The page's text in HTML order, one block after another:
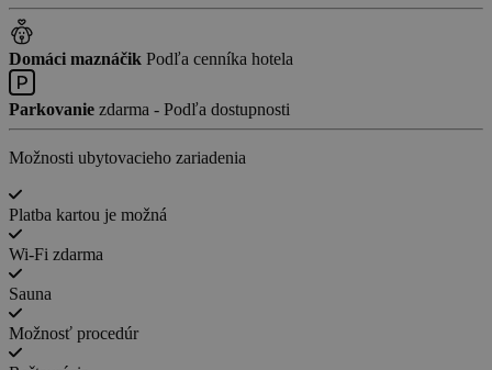
Domáci maznáčik Podľa cenníka hotela
Parkovanie zdarma - Podľa dostupnosti
Možnosti ubytovacieho zariadenia
Platba kartou je možná
Wi-Fi zdarma
Sauna
Možnosť procedúr